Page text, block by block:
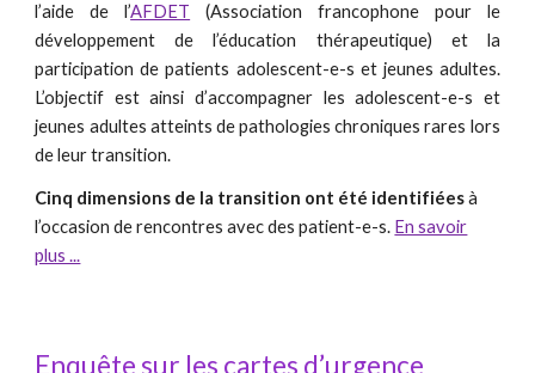
l’aide de l’AFDET (Association francophone pour le
développement de l’éducation thérapeutique) et la
participation de patients adolescent-e-s et jeunes adultes.
L’objectif est ainsi d’accompagner les adolescent-e-s et
jeunes adultes atteints de pathologies chroniques rares lors
de leur transition.
Cinq dimensions de la transition ont été identifiéesà
l’occasion de rencontres avec des patient-e-s. En savoir
plus ...
Enquête sur les cartes d’urgence